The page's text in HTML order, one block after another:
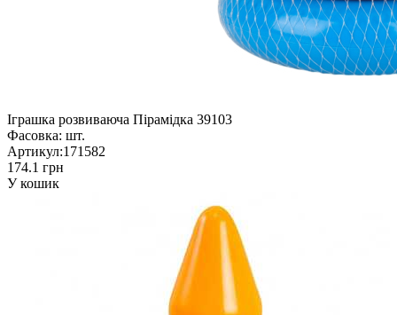
Іграшка розвиваюча Пірамідка 39103
Фасовка: шт.
Артикул:171582
174.1 грн
У кошик